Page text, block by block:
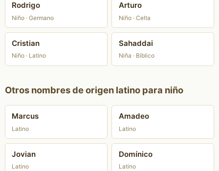
Rodrigo
Niño · Germano
Arturo
Niño · Celta
Cristian
Niño · Latino
Sahaddai
Niña · Bíblico
Otros nombres de origen latino para niño
Marcus
Latino
Amadeo
Latino
Jovian
Latino
Domínico
Latino